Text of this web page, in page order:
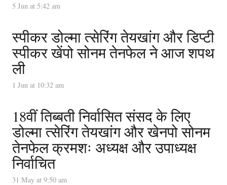
5 Jun at 5:42 am
स्पीकर डोल्मा त्सेरिंग तेयखांग और डिप्टी
स्पीकर खेंपो सोनम तेनफेल ने आज शपथ
ली
1 Jun at 10:32 am
18वीं तिब्बती निर्वासित संसद के लिए
डोल्मा त्सेरिंग तेयखांग और खेनपो सोनम
तेनफेल क्रमशः अध्यक्ष और उपाध्यक्ष
निर्वाचित
31 May at 9:50 am